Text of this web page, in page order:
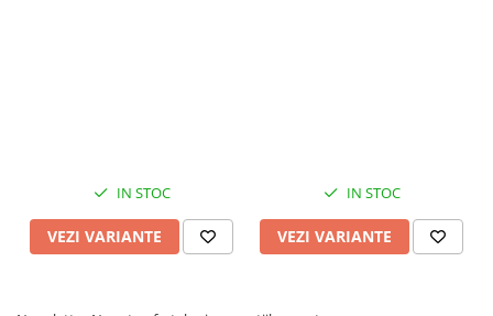
IN STOC
VEZI VARIANTE
IN STOC
VEZI VARIANTE